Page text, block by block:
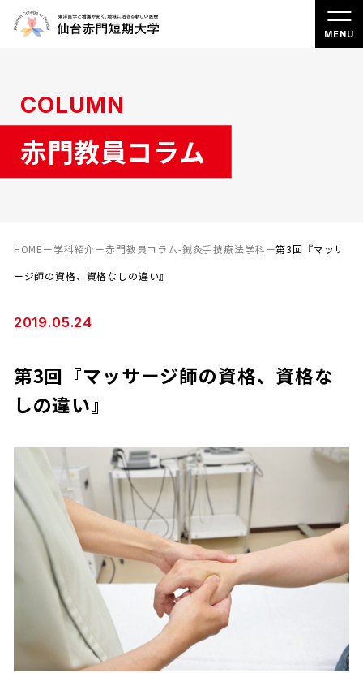
COLUMN
赤門教員コラム
HOMEー学科紹介ー赤門教員コラム-鍼灸手技療法学科ー第3回『マッサ
ージ師の資格、資格なしの違い』
2019.05.24
第3回『マッサージ師の資格、資格な
しの違い』